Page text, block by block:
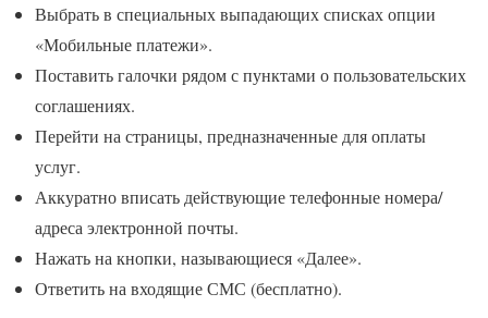
Выбрать в специальных выпадающих списках опции
«Мобильные платежи».
Поставить галочки рядом с пунктами о пользовательских
соглашениях.
Перейти на страницы, предназначенные для оплаты
услуг.
Аккуратно вписать действующие телефонные номера/
адреса электронной почты.
Нажать на кнопки, называющиеся «Далее».
Ответить на входящие СМС (бесплатно).